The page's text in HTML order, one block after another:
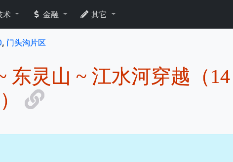
术 金融 其它
, 门头沟片区
东灵山 ~ 江水河穿越（14